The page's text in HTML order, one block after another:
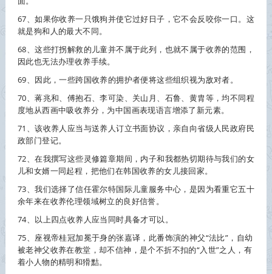
67、如果你收养一只饿狗并使它过好日子，它不会反咬你一口。这
就是狗和人的最大不同。
68、这些打拐解救的儿童并不属于此列，也就不属于收养的范围，
因此也无法办理收养手续。
69、因此，一些跨国收养的拥护者便将这些组织视为敌对者。
70、蒋兆和、傅抱石、李可染、关山月、石鲁、黄胄等，均不同程
度地从西画中吸收养分，为中国画表现语言增添了新元素。
71、该收养人应当与送养人订立书面协议，亲自向省级人民政府民
政部门登记。
72、在我撰写这些灵修篇章期间，内子和我都热切期待与我们的女
儿和女婿一同起程，把他们在韩国收养的女儿接回家。
73、我们选择了信任霍尔特国际儿童服务中心，是因为看重它五十
余年来在收养伦理领域树立的良好信誉。
74、以上四点收养人应当同时具备才可以。
75、座视帝桂冠加冕于身的张嘉译，此番饰演的神父“法比”，自幼
被老神父收养在教堂，却不信神，是个不折不扣的“入世”之人，有
着小人物的精明和猾黠。